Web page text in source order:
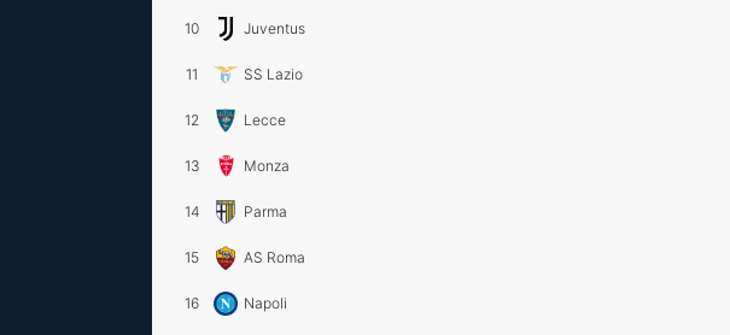
10 Juventus
11 SS Lazio
12 Lecce
13 Monza
14 Parma
15 AS Roma
16 Napoli